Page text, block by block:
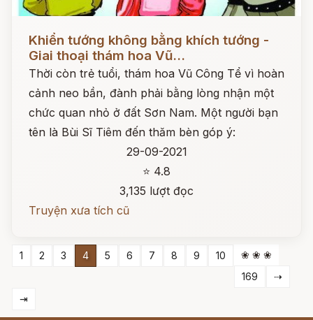
Đọc ngay
Khiển tướng không bằng khích tướng -
Giai thoại thám hoa Vũ...
Thời còn trẻ tuổi, thám hoa Vũ Công Tể vì hoàn
cảnh neo bần, đành phải bằng lòng nhận một
chức quan nhỏ ở đất Sơn Nam. Một người bạn
tên là Bùi Sĩ Tiêm đến thăm bèn góp ý:
29-09-2021
⭐ 4.8
3,135 lượt đọc
Truyện xưa tích cũ
1 2 3 4 5 6 7 8 9 10
❀ ❀ ❀
169
⇢
⇥